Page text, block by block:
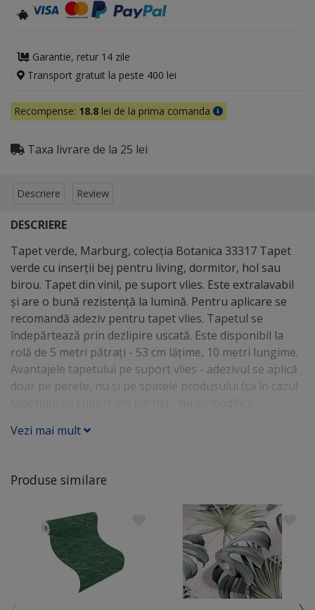
Garantie, retur 14 zile
Transport gratuit la peste 400 lei
Recompense: 18.8 lei de la prima comanda
Taxa livrare de la 25 lei
Descriere Review
DESCRIERE
Tapet verde, Marburg, colecţia Botanica 33317 Tapet
verde cu inserţii bej pentru living, dormitor, hol sau
birou. Tapet din vinil, pe suport vlies. Este extralavabil
şi are o bună rezistenţă la lumină. Pentru aplicare se
recomandă adeziv pentru tapet vlies. Tapetul se
îndepărtează prin dezlipire uscată. Este disponibil la
rolă de 5 metri pătraţi - 53 cm lăţime, 10 metri lungime.
Avantajele tapetului pe suport vlies - adezivul se aplică
doar pe perete, nu şi pe spatele produsului (ca în cazul
uşor pentru că nu rămân bule de aer - se poate
Vezi mai mult
Produse similare